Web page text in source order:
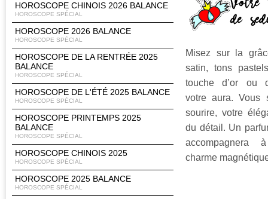
HOROSCOPE CHINOIS 2026 BALANCE
HOROSCOPE SPÉCIAL
HOROSCOPE 2026 BALANCE
HOROSCOPE SPÉCIAL
HOROSCOPE DE LA RENTRÉE 2025
BALANCE
HOROSCOPE SPÉCIAL
HOROSCOPE DE L'ÉTÉ 2025 BALANCE
HOROSCOPE SPÉCIAL
HOROSCOPE PRINTEMPS 2025
BALANCE
HOROSCOPE SPÉCIAL
HOROSCOPE CHINOIS 2025
HOROSCOPE SPÉCIAL
HOROSCOPE 2025 BALANCE
HOROSCOPE SPÉCIAL
Misez sur la
satin, tons
touche d’or ou
votre aura. Vous
sourire, votre
du détail. Un
accompagnera
charme